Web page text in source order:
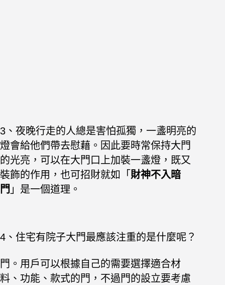
3、夜晚行走的人總是害怕孤獨，一盞明亮的
燈會給他們帶去慰藉。因此要時常保持大門
的光亮，可以在大門口上加裝一盞燈，既又
裝飾的作用，也可招財就如「 財神不入暗
門 」是一個道理。
4、住宅有院子大門最應該注重的是什麼呢？
門。用戶可以根據自己的需要選擇適合材
料、功能、款式的門，不過門的設立要考慮